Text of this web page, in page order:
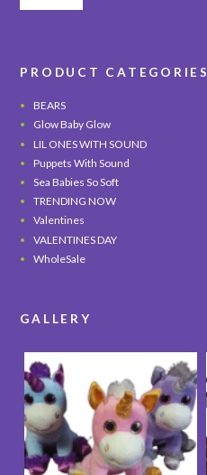
PRODUCT CATEGORIES
BEARS
Glow Baby Glow
LIL ONES WITH SOUND
Puppets With Sound
Sea Babies So Soft
TRENDING NOW
Valentines
VALENTINES DAY
WholeSale
GALLERY